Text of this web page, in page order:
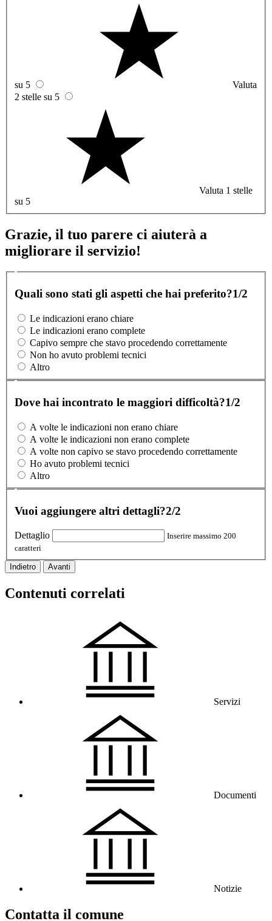
su 5
Valuta
2 stelle su 5
Valuta 1 stelle
su 5
Grazie, il tuo parere ci aiuterà a
migliorare il servizio!
Quali sono stati gli aspetti che hai preferito?1/2
Le indicazioni erano chiare
Le indicazioni erano complete
Capivo sempre che stavo procedendo correttamente
Non ho avuto problemi tecnici
Altro
Dove hai incontrato le maggiori difficoltà?1/2
A volte le indicazioni non erano chiare
A volte le indicazioni non erano complete
A volte non capivo se stavo procedendo correttamente
Ho avuto problemi tecnici
Altro
Vuoi aggiungere altri dettagli?2/2
Dettaglio
Inserire massimo 200
caratteri
Indietro Avanti
Contenuti correlati
Servizi
Documenti
Notizie
Contatta il comune